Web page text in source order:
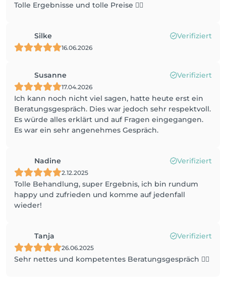
Tolle Ergebnisse und tolle Preise 👍🏻
Silke Verifiziert
16.06.2026
Susanne Verifiziert
17.04.2026
Ich kann noch nicht viel sagen, hatte heute erst ein
Beratungsgespräch. Dies war jedoch sehr respektvoll.
Es würde alles erklärt und auf Fragen eingegangen.
Es war ein sehr angenehmes Gespräch.
Nadine Verifiziert
2.12.2025
Tolle Behandlung, super Ergebnis, ich bin rundum
happy und zufrieden und komme auf jedenfall
wieder!
Tanja Verifiziert
26.06.2025
Sehr nettes und kompetentes Beratungsgespräch 👍🏻